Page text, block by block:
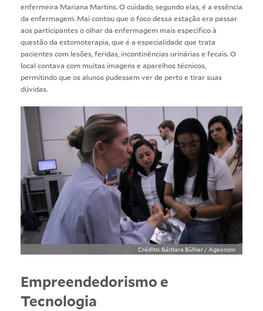
enfermeira Mariana Martins. O cuidado, segundo elas, é a essência
da enfermagem. Mai contou que o foco dessa estação era passar
aos participantes o olhar da enfermagem mais específico à
questão da estomoterapia, que é a especialidade que trata
pacientes com lesões, feridas, incontinências urinárias e fecais. O
local contava com muitas imagens e aparelhos técnicos,
permitindo que os alunos pudessem ver de perto e tirar suas
dúvidas.
Crédito: Bárbara Bülher / Agexcom
Empreendedorismo e
Tecnologia